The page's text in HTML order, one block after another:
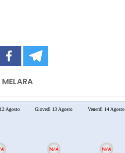
Agosto Giovedì 13 Agosto Venerdì 14 Agosto